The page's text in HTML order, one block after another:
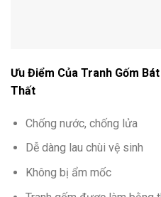
Ưu Điểm Của Tranh Gốm
Thất
Chống nước, chống lửa
Dễ dàng lau chùi vệ sinh
Không bị ẩm mốc